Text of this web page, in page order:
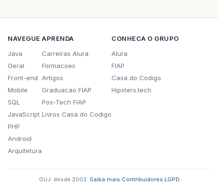
NAVEGUE
Java
Geral
Front-end
Mobile
SQL
JavaScript
PHP
Android
Arquitetura
APRENDA
Carreiras Alura
Formacoes
Artigos
Graduacao FIAP
Pos-Tech FIAP
Livros Casa do Codigo
CONHECA O GRUPO
Alura
FIAP
Casa do Codigo
Hipsters.tech
GUJ: desde 2002. Saiba mais Contribuidores LGPD